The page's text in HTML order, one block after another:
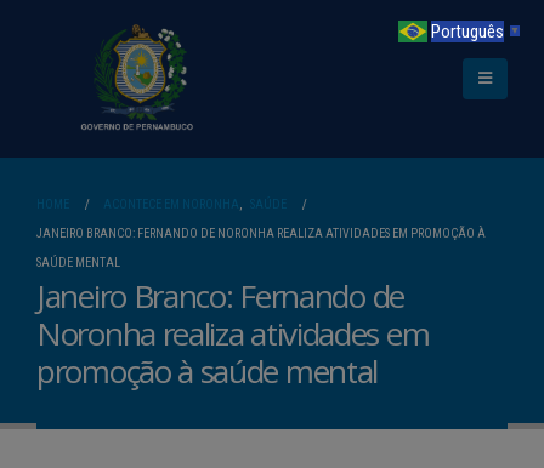
HOME ACONTECE EM NORONHA,
SAÚDE
JANEIRO BRANCO: FERNANDO DE NORONHA REALIZA ATIVIDADES EM PROMOÇÃO À
SAÚDE MENTAL
Janeiro Branco: Fernando de
Noronha realiza atividades em
promoção à saúde mental
Português ▼